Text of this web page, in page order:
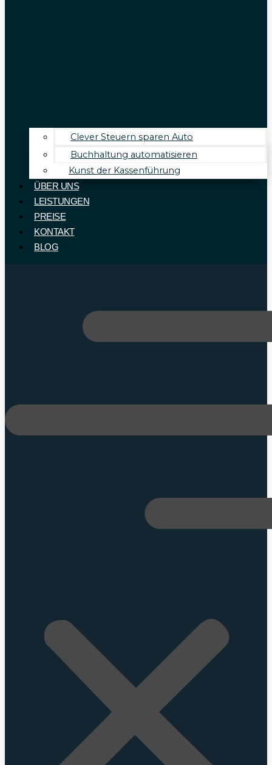
Clever Steuern sparen Auto
Buchhaltung automatisieren
Kunst der Kassenführung
ÜBER UNS
LEISTUNGEN
PREISE
KONTAKT
BLOG